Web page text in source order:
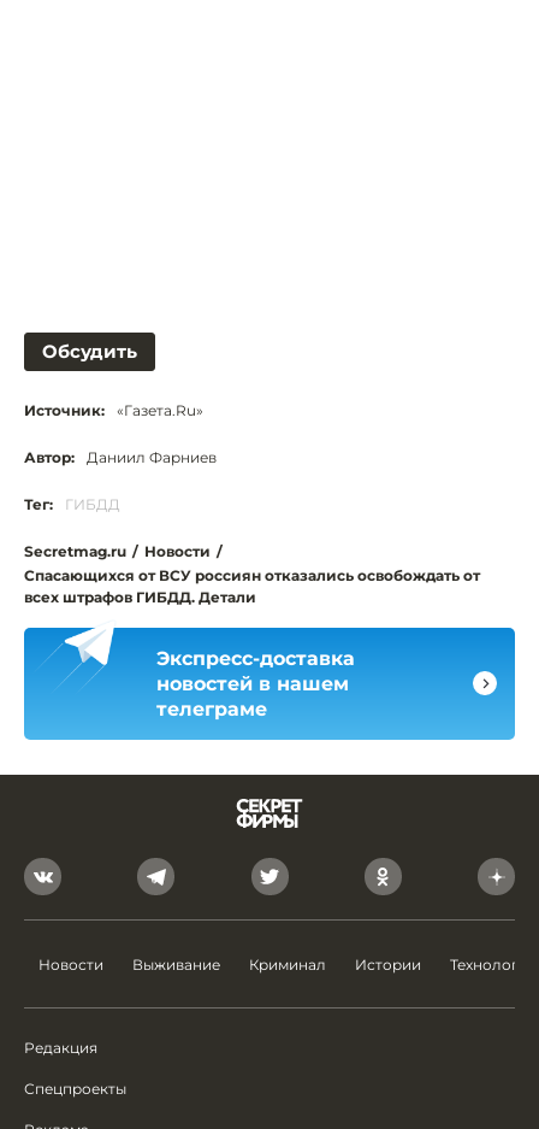
Обсудить
Источник: «Газета.Ru»
Автор: Даниил Фарниев
Тег: ГИБДД
Secretmag.ru / Новости /
Спасающихся от ВСУ россиян отказались освобождать от
всех штрафов ГИБДД. Детали
Экспресс-доставка
новостей в нашем
телеграме
Новости Выживание Криминал Истории Технологии
Редакция
Спецпроекты